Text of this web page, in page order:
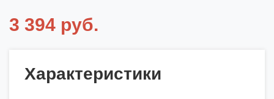
3 394 руб.
Характеристики